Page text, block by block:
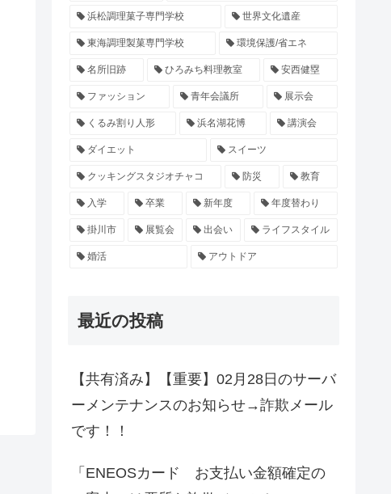
浜松調理菓子専門学校 世界文化遺産
東海調理製菓専門学校 環境保護/省エネ
名所旧跡 ひろみち料理教室 安西健塁
ファッション 青年会議所 展示会
くるみ割り人形 浜名湖花博 講演会
ダイエット スイーツ
クッキングスタジオチャコ 防災 教育
入学 卒業 新年度 年度替わり
掛川市 展覧会 出会い ライフスタイル
婚活 アウトドア
最近の投稿
【共有済み】【重要】02月28日のサーバ
ーメンテナンスのお知らせ→詐欺メール
です！！
「ENEOSカード お支払い金額確定の